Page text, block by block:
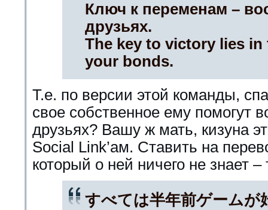
Ключ к переменам –
друзьях.
The key to victory lies
your bonds.
Т.е. по версии этой команды,
свое собственное ему помогут
друзьях? Вашу ж мать, кизуна
Social Link’ам. Ставить на
который о ней ничего не знает
すべては半年前ゲームが